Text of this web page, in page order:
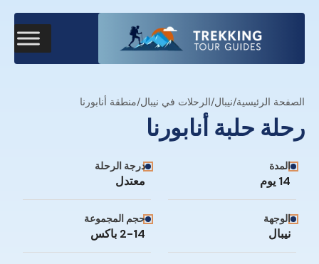
الصفحة الرئيسية/نيبال/الرحلات في نيبال/منطقة أنابورنا
رحلة حلبة أنابورنا
المدة
14 يوم
درجة الرحلة
معتدل
الوجهة
نيبال
حجم المجموعة
2-14 باكس